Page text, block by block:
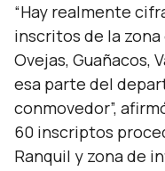
“Hay realmente
inscritos de la zona
Ovejas, Guañacos,
esa parte del
conmovedor”,
60 inscriptos
Ranquil y zona de